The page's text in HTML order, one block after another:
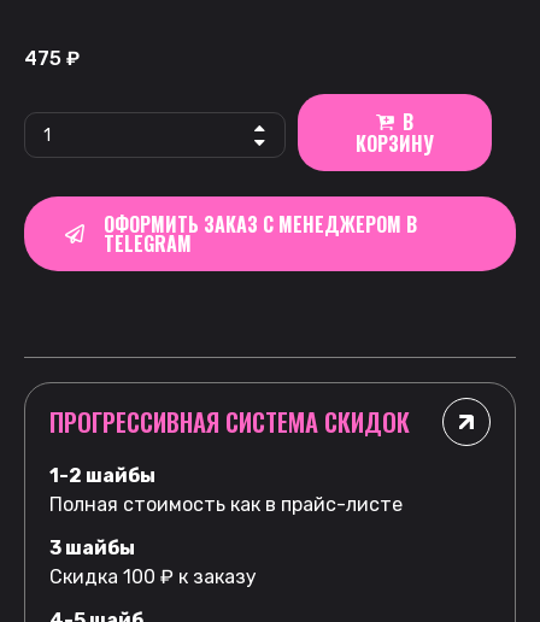
475 ₽
В
КОРЗИНУ
ОФОРМИТЬ ЗАКАЗ С МЕНЕДЖЕРОМ В
TELEGRAM
ПРОГРЕССИВНАЯ СИСТЕМА СКИДОК
1-2 шайбы
Полная стоимость как в прайс-листе
3 шайбы
Скидка 100 ₽ к заказу